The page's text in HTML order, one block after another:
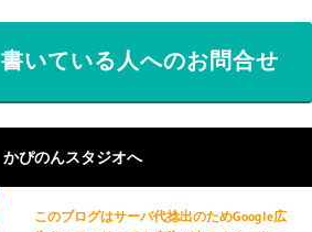
書いている人へのお問合せ
かぴのんスタジオへ
このブログはサーバ代捻出のためGoogle広